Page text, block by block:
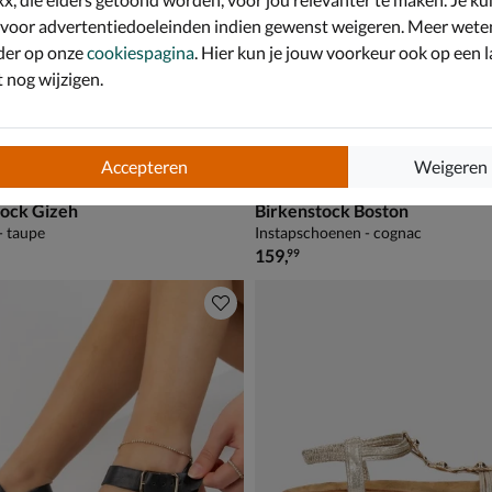
Gizeh
taupe
Birkenstock Boston
Instapschoenen - cognac
€ 159,99
159,99
advertentiedoeleinden indien gewenst weigeren. Meer
op onzecookiespagina . Hier kun je jouw voorkeur ook op een
wijzigen.
Accepteren Weigeren